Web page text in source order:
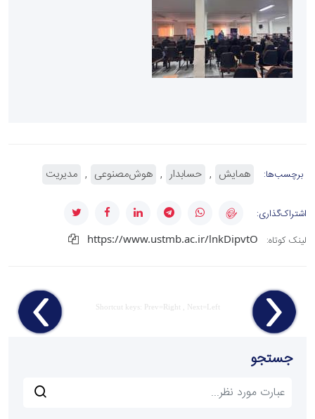
برچسب‌ها: همایش حسابدار هوش‌مصنوعی مدیریت
اشتراک‌گذاری:
لینک کوتاه:
https://www.ustmb.ac.ir/lnkDipvtO
Shortcut keys: Prev=Right , Next=Left
جستجو